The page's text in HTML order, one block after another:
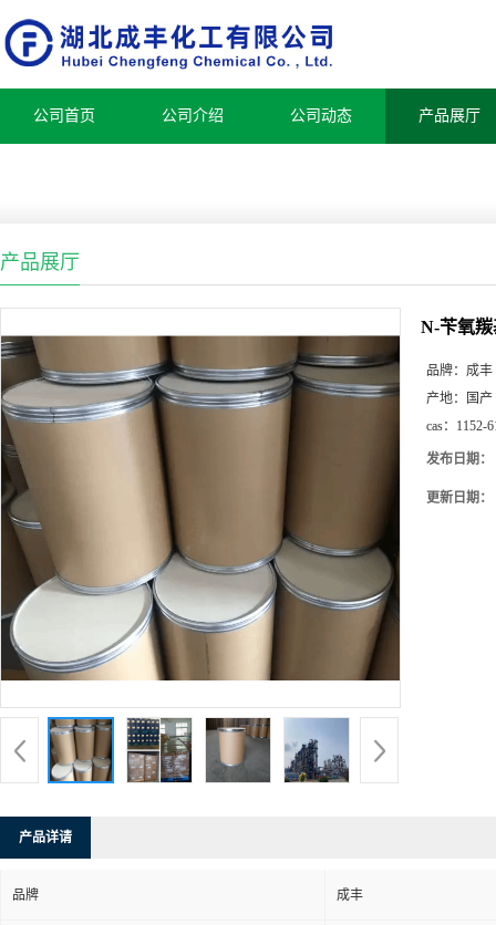
公司首页 公司介绍 公司动态 产品展厅
产品展厅
N-苄氧
品牌： 成丰
产地：
国产
cas： 1152-
发布日期：
更新日期：
产品详请
品牌 成丰